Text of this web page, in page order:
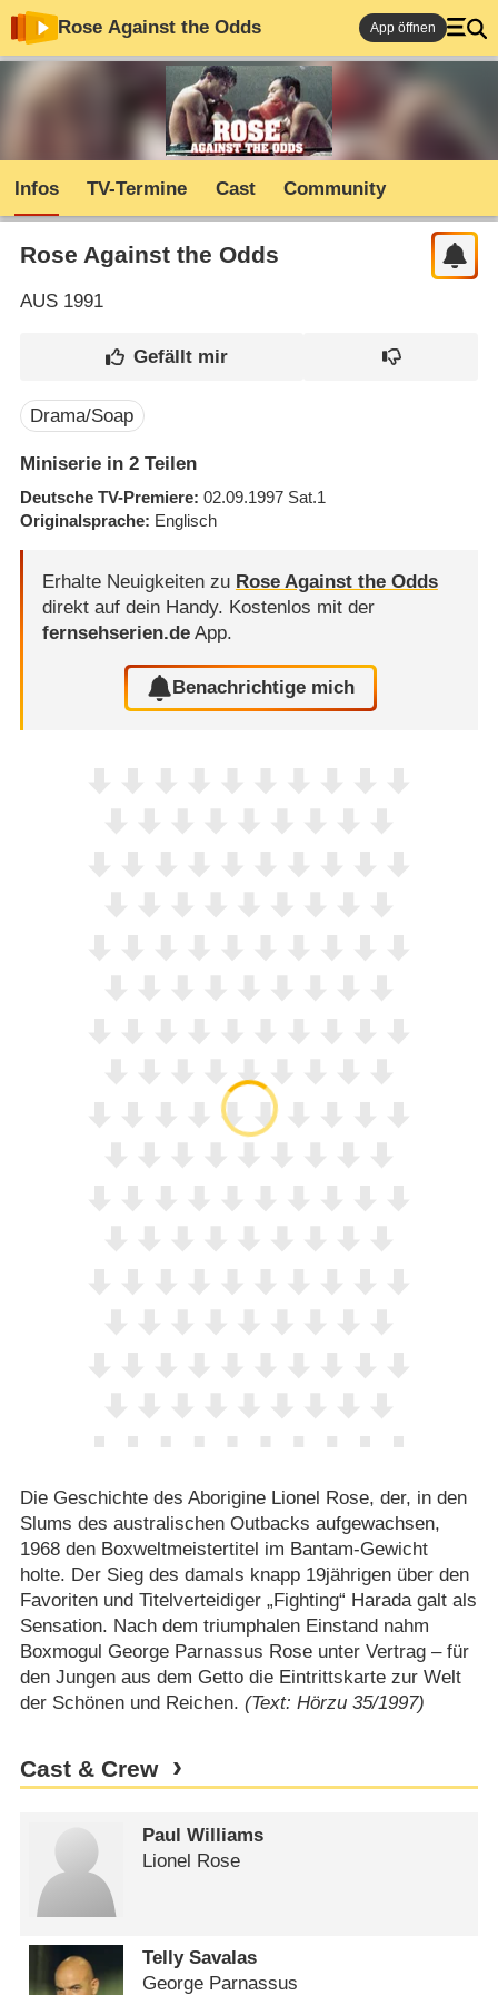
Rose Against the Odds App öffnen
Infos TV-Termine Cast Community
Rose Against the Odds
AUS1991
Drama/Soap
Miniserie in 2 Teilen
Deutsche TV-Premiere 02.09.1997 Sat.1
Originalsprache Englisch
Erhalte Neuigkeiten zu Rose Against the Odds
direkt auf dein Handy. Kostenlos mit der
fernsehserien.deApp.
Benachrichtige mich
Die Geschichte des Aborigine Lionel Rose, der, in den
Slums des australischen Outbacks aufgewachsen,
1968 den Boxweltmeistertitel im Bantam-Gewicht
holte. Der Sieg des damals knapp 19jährigen über den
Favoriten und Titelverteidiger „Fighting“ Harada galt als
Sensation. Nach dem triumphalen Einstand nahm
Boxmogul George Parnassus Rose unter Vertrag – für
den Jungen aus dem Getto die Eintrittskarte zur Welt
der Schönen und Reichen. (Text: Hörzu 35/1997)
Cast & Crew
Paul Williams
Lionel Rose
Telly Savalas
George Parnassus